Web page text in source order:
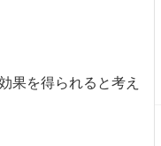
果を得られると考え